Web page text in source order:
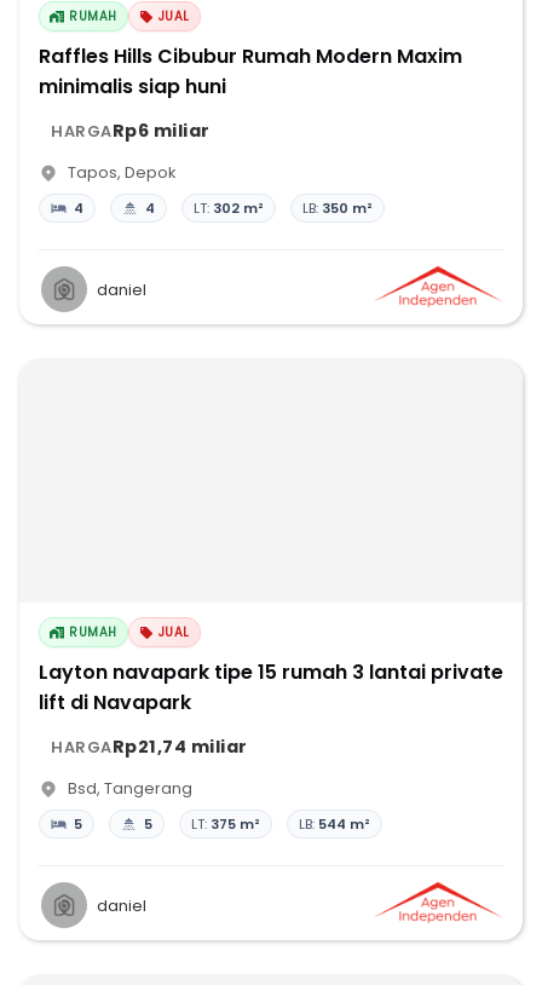
RUMAH JUAL
Raffles Hills Cibubur Rumah Modern Maxim
minimalis siap huni
HARGARp6 miliar
Tapos, Depok
4 4 LT: 302 m² LB: 350 m²
daniel
RUMAH JUAL
Layton navapark tipe 15 rumah 3 lantai private
lift di Navapark
HARGARp21,74 miliar
Bsd, Tangerang
5 5 LT: 375 m² LB: 544 m²
daniel